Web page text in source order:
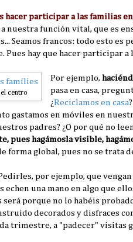
hacer participar a las familias
a nuestra función vital, que es
Seamos francos: todo esto es
Pues hay que hacer participar
centro
Por ejemplo,
pasa en casa,
¿Reciclamos en casa
gastamos en móviles en
padres? ¿O por qué no
pues hagámosla visible,
forma global, pues no se trata
por ejemplo, que
una mano en algo que
será porque no lo habéis
decorados y disfraces
trimestre, a "padecer" visitas